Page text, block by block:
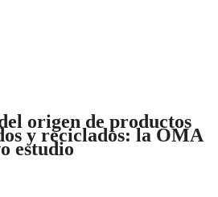
origen de productos
y reciclados: la OMA
estudio